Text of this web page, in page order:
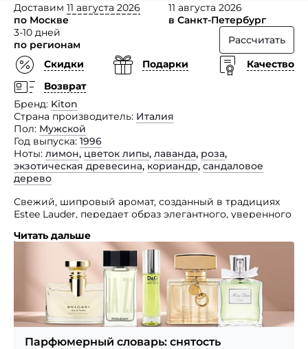
Доставим 11 августа 2026
по Москве
11 августа 2026
в Санкт-Петербург
3-10 дней
по регионам
Рассчитать
Скидки
Подарки
Качество
Возврат
Бренд Kiton
Страна производитель Италия
Пол Мужской
Год выпуска 1996
Ноты лимон, цветок липы, лаванда, роза,
экзотическая древесина, кориандр, сандаловое
дерево
Свежий, шипровый аромат, созданный в традициях
Estee Lauder, передает образ элегантного, уверенного
Его изысканность, уверенность и обаяние
подчеркивают безупречность вкуса и стиля.
Искрящаяся вспышка фруктовых и пряных нот,
скрытых в мягком оттенке зеленых и цветочных нот,
плавно переходит в теплое эхо экзотического леса
и кориандра. Основные ноты: лимон, лаванда,
зеленые листья, тропическая древесина, роза, цветы
липы, сандал, кориандр.
Читать дальше
Парфюмерный словарь: снятость